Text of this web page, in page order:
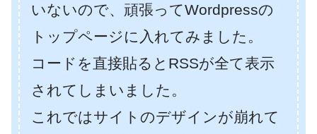
いないので、頑張ってWordpressの
トップページに入れてみました。
コードを直接貼るとRSSが全て表示
されてしまいました。
これではサイトのデザインが崩れて